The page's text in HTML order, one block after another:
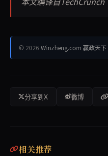
© 2026 Winzheng.com 赢政天下
分享到X 微博
相关推荐